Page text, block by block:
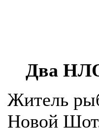
Два НЛО
Житель
Новой